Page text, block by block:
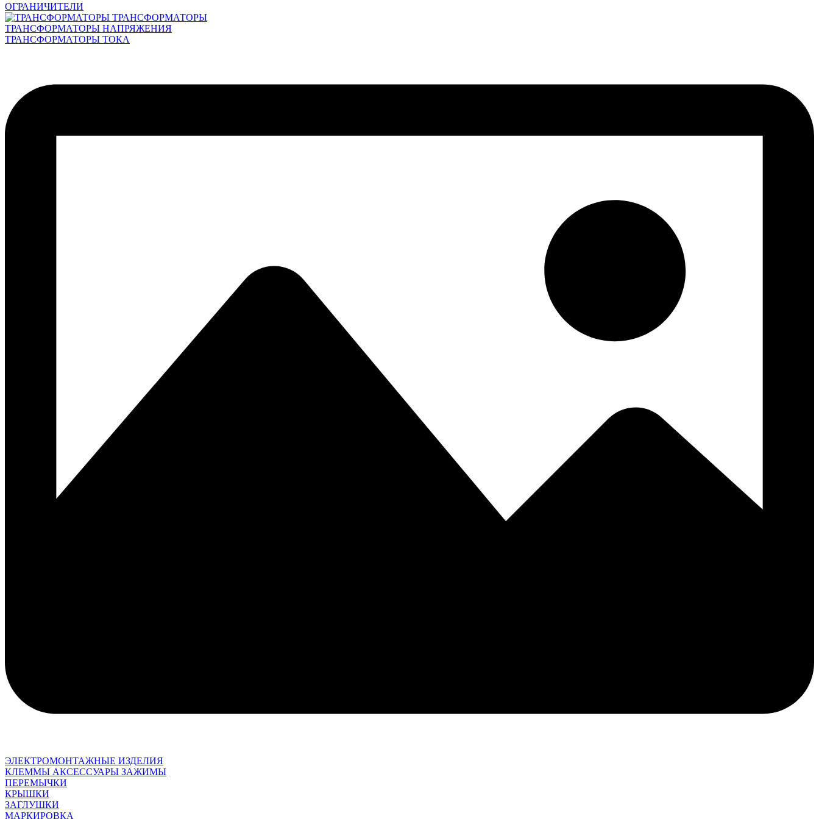
ОГРАНИЧИТЕЛИ
ТРАНСФОРМАТОРЫ
ТРАНСФОРМАТОРЫ НАПРЯЖЕНИЯ
ТРАНСФОРМАТОРЫ ТОКА
ЭЛЕКТРОМОНТАЖНЫЕ ИЗДЕЛИЯ
КЛЕММЫ АКСЕССУАРЫ ЗАЖИМЫ
ПЕРЕМЫЧКИ
КРЫШКИ
ЗАГЛУШКИ
МАРКИРОВКА